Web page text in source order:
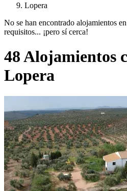
Lopera
No se han encontrado alojamientos
requisitos... ¡pero sí cerca!
48 Alojamientos
Lopera